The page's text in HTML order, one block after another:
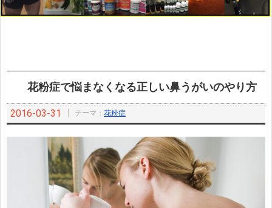
花粉症で悩まなくなる正しい鼻うがいのやり方
2016-03-31 テーマ： 花粉症